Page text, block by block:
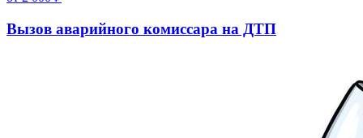
Вызов аварийного комиссара на ДТП